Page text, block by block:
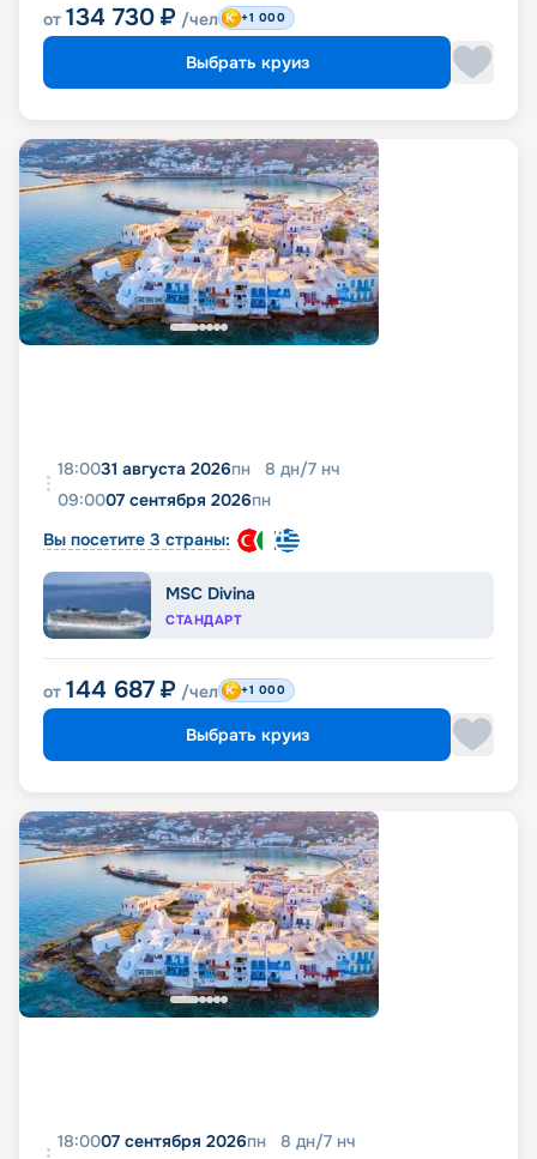
от 134 730 ₽ /чел +1 000
Выбрать круиз
18:0031 августа 2026пн 8 дн/7 нч
09:0007 сентября 2026пн
Вы посетите 3 страны:
MSC Divina
СТАНДАРТ
от 144 687 ₽ /чел +1 000
Выбрать круиз
18:0007 сентября 2026пн 8 дн/7 нч